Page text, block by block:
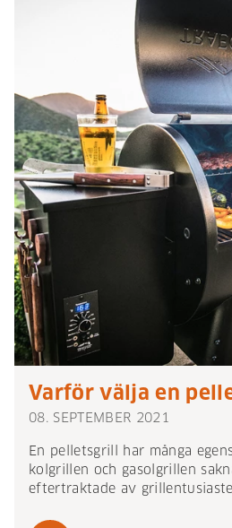
Varför välja en
08. SEPTEMBER 2021
En pelletsgrill har många
kolgrillen och gasolgrillen
eftertraktade av